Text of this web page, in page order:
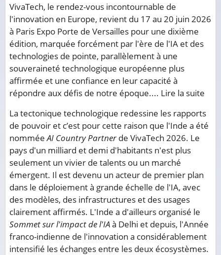
VivaTech, le rendez-vous incontournable de
l'innovation en Europe, revient du 17 au 20 juin 2026
à Paris Expo Porte de Versailles pour une dixième
édition, marquée forcément par l'ère de l'IA et des
technologies de pointe, parallèlement à une
souveraineté technologique européenne plus
affirmée et une confiance en leur capacité à
répondre aux défis de notre époque.... Lire la suite
La tectonique technologique redessine les rapports
de pouvoir et c’est pour cette raison que l'Inde a été
nomméeAI Country Partnerde VivaTech 2026. Le
pays d'un milliard et demi d'habitants n'est plus
seulement un vivier de talents ou un marché
émergent. Il est devenu un acteur de premier plan
dans le déploiement à grande échelle de l'IA, avec
des modèles, des infrastructures et des usages
clairement affirmés. L'Inde a d'ailleurs organisé le
Sommet sur l'impact de l'IAà Delhi et depuis, l'Année
franco-indienne de l'innovation a considérablement
intensifié les échanges entre les deux écosystèmes.